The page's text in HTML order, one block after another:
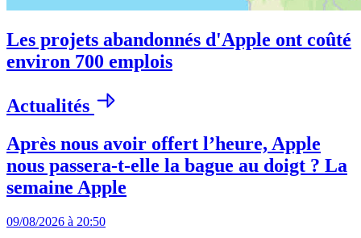
Les projets abandonnés d'Apple ont coûté
environ 700 emplois
Actualités
Après nous avoir offert l’heure, Apple
nous passera-t-elle la bague au doigt ? La
semaine Apple
09/08/2026 à 20:50